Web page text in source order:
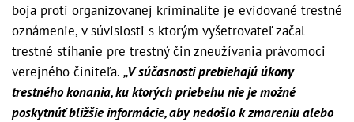
boja proti organizovanej kriminalite je evidované trestné
oznámenie, v súvislosti s ktorým vyšetrovateľ začal
trestné stíhanie pre trestný čin zneužívania právomoci
verejného činiteľa. „V súčasnosti prebiehajú úkony
trestného konania, ku ktorých priebehu nie je možné
poskytnúť bližšie informácie, aby nedošlo k zmareniu alebo